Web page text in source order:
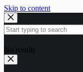
Skip to content
No results